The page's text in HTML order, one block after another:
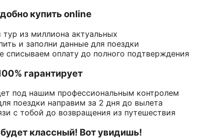
купить online
из миллиона актуальных
и заполни данные для поездки
списываем оплату до полного подтверждения
гарантирует
под нашим профессиональным контролем
поездки направим за 2 дня до вылета
с тобой до возвращения из путешествия
классный! Вот увидишь!